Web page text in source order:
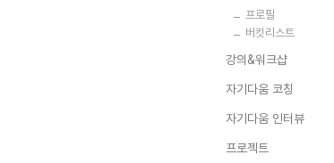
프로필
버킷리스트
강의&워크샵
자기다움 코칭
자기다움 인터뷰
프로젝트